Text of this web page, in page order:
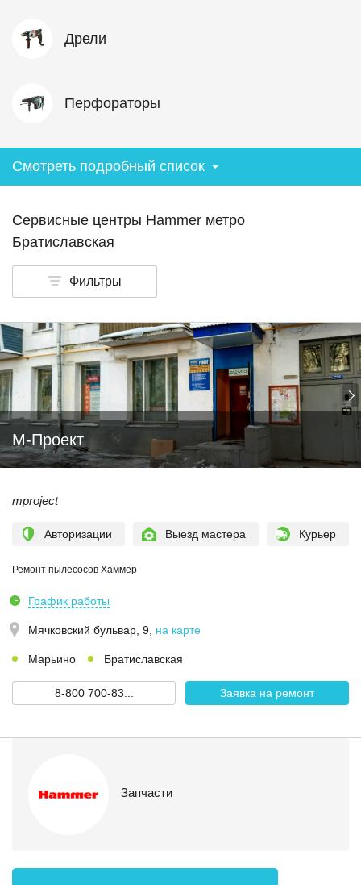
Дрели
Перфораторы
Смотреть подробный список
Сервисные центры Hammer метро
Братиславская
Фильтры
М-Проект
mproject
Авторизации Выезд мастера Курьер
Ремонт пылесосов Хаммер
График работы
Мячковский бульвар, 9 на карте
Марьино Братиславская
8-800 700-83... Заявка на ремонт
Запчасти